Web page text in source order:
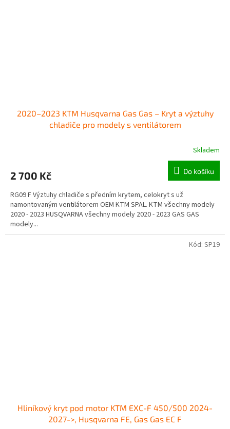
2020–2023 KTM Husqvarna Gas Gas – Kryt a výztuhy
chladiče pro modely s ventilátorem
Skladem
2 700 Kč Do košíku
RG09 F Výztuhy chladiče s předním krytem, celokryt s už
namontovaným ventilátorem OEM KTM SPAL. KTM všechny modely
2020 - 2023 HUSQVARNA všechny modely 2020 - 2023 GAS GAS
modely...
Hliníkový kryt pod motor KTM EXC-F 450/500 2024-
2027->, Husqvarna FE, Gas Gas EC F
Kód: SP19